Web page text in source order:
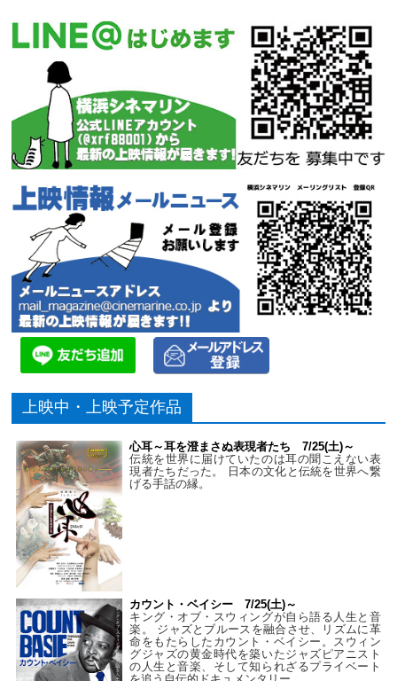
上映中・上映予定作品
心耳～耳を澄まさぬ表現者たち 7/25(土)～
伝統を世界に届けていたのは耳の聞こえない表
現者たちだった。 日本の文化と伝統を世界へ繋
げる手話の縁。
カウント・ベイシー 7/25(土)～
キング・オブ・スウィングが自ら語る人生と音
楽。 ジャズとブルースを融合させ、リズムに革
命をもたらしたカウント・ベイシー。スウィン
グジャズの黄金時代を築いたジャズピアニスト
の人生と音楽、そして知られざるプライベート